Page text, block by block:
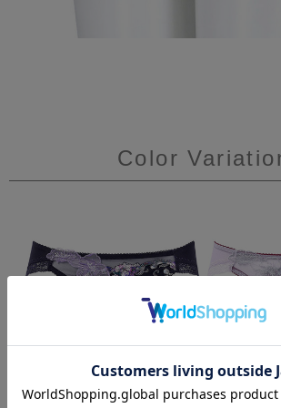
Color